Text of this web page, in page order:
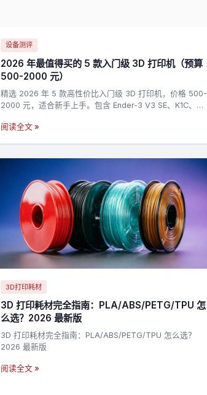
设备测评
2026 年最值得买的 5 款入门级 3D 打印机（预算
500-2000 元）
精选 2026 年 5 款高性价比入门级 3D 打印机，价格 500-
2000 元，适合新手上手。包含 Ender-3 V3 SE、K1C、A1
阅读全文 »
3D打印耗材
3D 打印耗材完全指南：PLA/ABS/PETG/TPU 怎
么选？2026 最新版
3D 打印耗材完全指南：PLA/ABS/PETG/TPU 怎么选？
2026 最新版
阅读全文 »